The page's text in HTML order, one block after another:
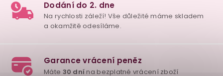
dlerecenzí ověřených zakazníků